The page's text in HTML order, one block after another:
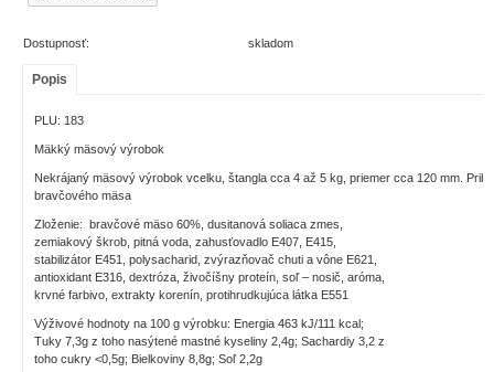
Dostupnosť: skladom
Popis
PLU: 183
Mäkký mäsový výrobok
Nekrájaný mäsový výrobok vcelku, štangla cca 4 až 5 kg, priemer cca 120 mm.
bravčového mäsa
Zloženie: bravčové mäso 60%, dusitanová soliaca zmes,
zemiakový škrob, pitná voda, zahusťovadlo E407, E415,
stabilizátor E451, polysacharid, zvýrazňovač chuti a vône E621,
antioxidant E316, dextróza, živočíšny proteín, soľ – nosič, aróma,
krvné farbivo, extrakty korenín, protihrudkujúca látka E551
Výživové hodnoty na 100 g výrobku: Energia 463 kJ/111 kcal;
Tuky 7,3g z toho nasýtené mastné kyseliny 2,4g; Sachardiy 3,2 z
toho cukry <0,5g; Bielkoviny 8,8g; Soľ 2,2g